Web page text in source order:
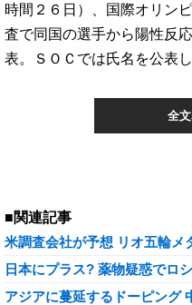
時間２６日）、国際オリン
査で同国の選手から陽性反
表。ＳＯＣでは氏名を公表
全
■関連記事
米調査会社が予想 リオ五輪メ
日本にプラス? 薬物疑惑でロ
アジアに蔓延するドーピング